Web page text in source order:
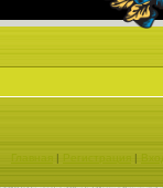
| | Вход